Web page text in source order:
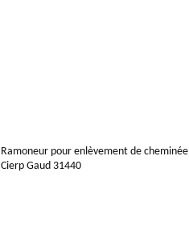
Ramoneur pour enlèvement de cheminée
Cierp Gaud 31440